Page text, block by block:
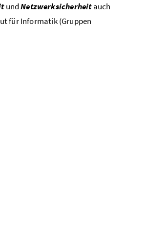
undNetzwerksicherheitauch
für Informatik (Gruppen